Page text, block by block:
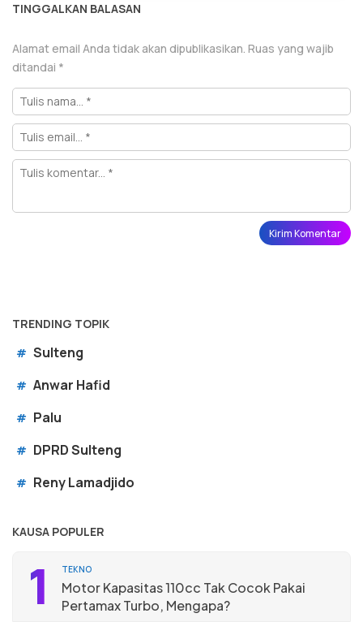
TINGGALKAN BALASAN
Alamat email Anda tidak akan dipublikasikan. Ruas yang wajib
ditandai *
TRENDING TOPIK
# Sulteng
# Anwar Hafid
# Palu
# DPRD Sulteng
# Reny Lamadjido
KAUSA POPULER
1 TEKNO
Motor Kapasitas 110cc Tak Cocok Pakai
Pertamax Turbo, Mengapa?